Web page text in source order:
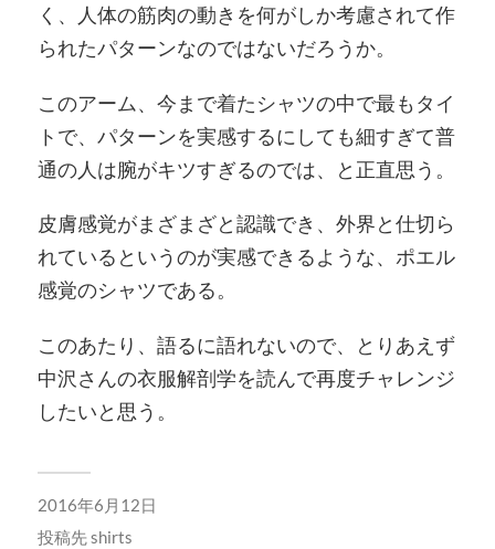
く、人体の筋肉の動きを何がしか考慮されて作
られたパターンなのではないだろうか。
このアーム、今まで着たシャツの中で最もタイ
トで、パターンを実感するにしても細すぎて普
通の人は腕がキツすぎるのでは、と正直思う。
皮膚感覚がまざまざと認識でき、外界と仕切ら
れているというのが実感できるような、ポエル
感覚のシャツである。
このあたり、語るに語れないので、とりあえず
中沢さんの衣服解剖学を読んで再度チャレンジ
したいと思う。
2016年6月12日
投稿先shirts